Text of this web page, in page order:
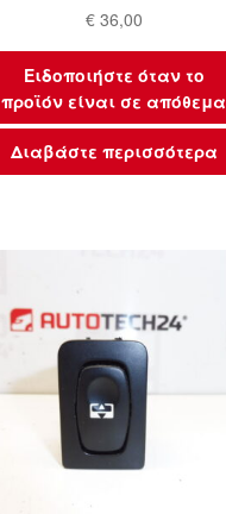
€36,00
Ειδοποιήστε όταν το
προϊόν είναι σε απόθεμα
Διαβάστε περισσότερα